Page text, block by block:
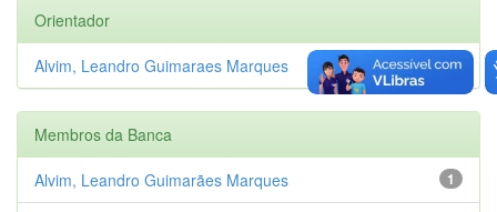
Orientador
1
Alvim, Leandro Guimaraes Marques
Membros da Banca
1
Alvim, Leandro Guimarães Marques